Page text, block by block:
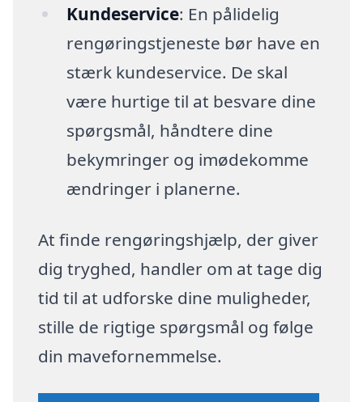
Kundeservice: En pålidelig
rengøringstjeneste bør have en
stærk kundeservice. De skal
være hurtige til at besvare dine
spørgsmål, håndtere dine
bekymringer og imødekomme
ændringer i planerne.
At finde rengøringshjælp, der giver
dig tryghed, handler om at tage dig
tid til at udforske dine muligheder,
stille de rigtige spørgsmål og følge
din mavefornemmelse.